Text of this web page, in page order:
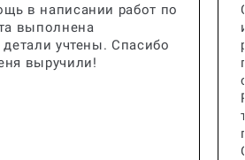
в написании работ по
выполнена
учтены. Спасибо
выручили!